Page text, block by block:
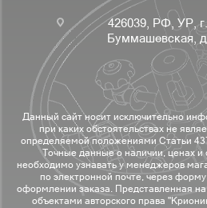
426039, РФ, УР,
Буммашевская,
Данный сайт носит исключительно
при каких обстоятельствах не
определяемой положениями Статьи
Точные данные о наличии, ценах и
необходимо узнавать у менеджеров
по электронной почте, через
оформлении заказа. Представленная
объектами авторского права